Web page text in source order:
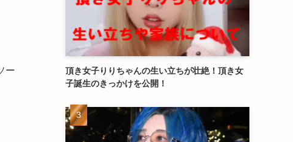
ー
頂き女子りりちゃんの生い立ちが壮絶！頂き女
子誕生のきっかけを公開！